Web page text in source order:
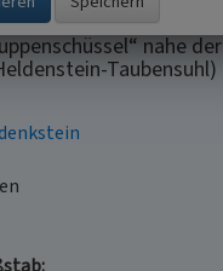
nahe der
Taubensuhl)